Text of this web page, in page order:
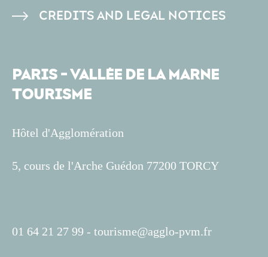
CREDITS AND LEGAL NOTICES
PARIS - VALLÉE DE LA MARNE
TOURISME
Hôtel d'Agglomération
5, cours de l'Arche Guédon 77200 TORCY
01 64 21 27 99 - tourisme@agglo-pvm.fr